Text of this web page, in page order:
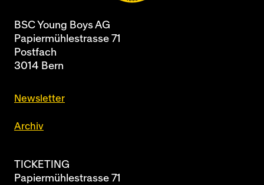
BSC Young Boys AG
Papiermühlestrasse 71
Postfach
3014 Bern
Newsletter
Archiv
TICKETING
Papiermühlestrasse 71